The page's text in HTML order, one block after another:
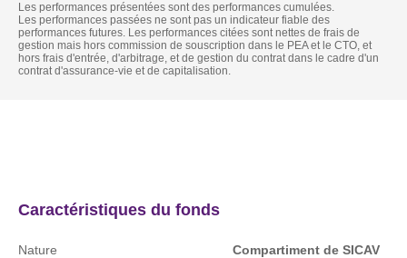
Les performances présentées sont des performances cumulées.
Les performances passées ne sont pas un indicateur fiable des
performances futures. Les performances citées sont nettes de frais de
gestion mais hors commission de souscription dans le PEA et le CTO, et
hors frais d'entrée, d'arbitrage, et de gestion du contrat dans le cadre d'un
contrat d'assurance-vie et de capitalisation.
Caractéristiques du fonds
Nature Compartiment de SICAV